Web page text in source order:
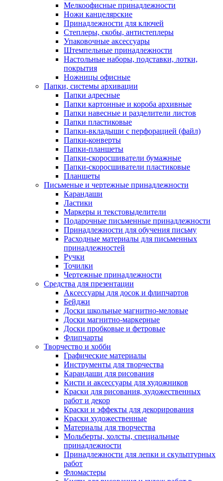
Мелкоофисные принадлежности
Ножи канцелярские
Принадлежности для ключей
Степлеры, скобы, антистеплеры
Упаковочные аксессуары
Штемпельные принадлежности
Настольные наборы, подставки, лотки,
покрытия
Ножницы офисные
Папки, системы архивации
Папки адресные
Папки картонные и короба архивные
Папки навесные и разделители листов
Папки пластиковые
Папки-вкладыши с перфорацией (файл)
Папки-конверты
Папки-планшеты
Папки-скоросшиватели бумажные
Папки-скоросшиватели пластиковые
Планшеты
Письменые и чертежные принадлежности
Карандаши
Ластики
Маркеры и текстовыделители
Подарочные письменные принадлежности
Принадлежности для обучения письму
Расходные материалы для письменных
принадлежностей
Ручки
Точилки
Чертежные принадлежности
Средства для презентации
Аксессуары для досок и флипчартов
Бейджи
Доски школьные магнитно-меловые
Доски магнитно-маркерные
Доски пробковые и фетровые
Флипчарты
Творчество и хобби
Графические материалы
Инструменты для творчества
Карандаши для рисования
Кисти и аксессуары для художников
Краски для рисования, художественных
работ и декор
Краски и эффекты для декорирования
Краски художественные
Материалы для творчества
Мольберты, холсты, специальные
принадлежности
Принадлежности для лепки и скульптурных
работ
Фломастеры